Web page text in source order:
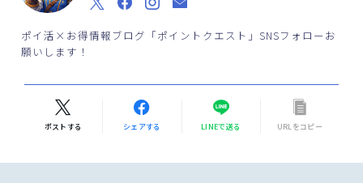
ポイ活×お得情報ブログ「ポイントクエスト」SNSフォローお
願いします！
ポストする シェアする LINEで送る URLをコピー